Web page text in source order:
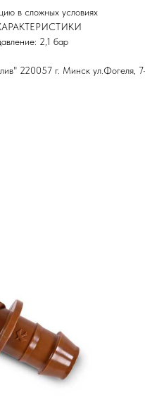
в сложных условиях
2,1 бар
220057 г. Минск ул.Фогеля,